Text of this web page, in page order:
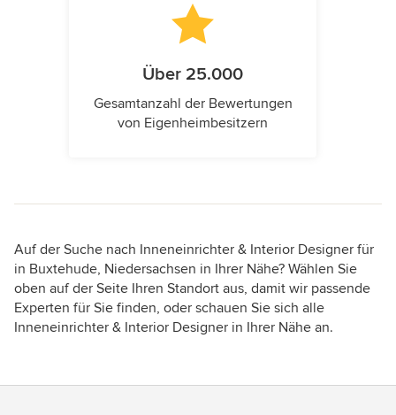
Über 25.000
Gesamtanzahl der Bewertungen
von Eigenheimbesitzern
Auf der Suche nach Inneneinrichter & Interior Designer für
in Buxtehude, Niedersachsen in Ihrer Nähe? Wählen Sie
oben auf der Seite Ihren Standort aus, damit wir passende
Experten für Sie finden, oder schauen Sie sich alle
Inneneinrichter & Interior Designer in Ihrer Nähe an.